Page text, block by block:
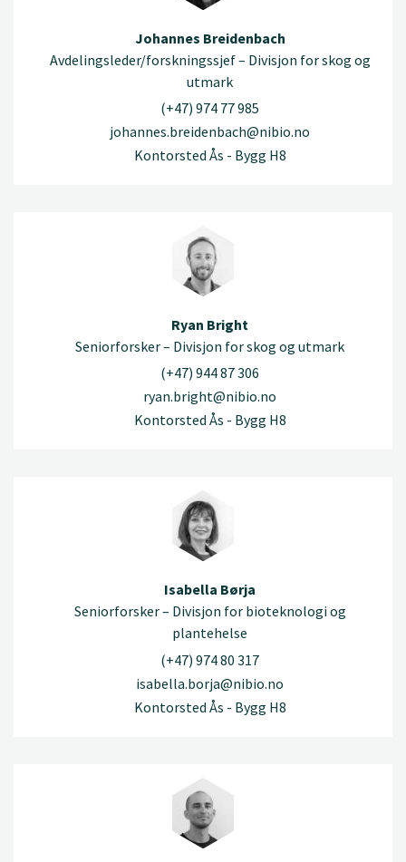
Johannes Breidenbach
Avdelingsleder/forskningssjef – Divisjon for skog og
utmark
(+47) 974 77 985
johannes.breidenbach@nibio.no
Kontorsted Ås - Bygg H8
Ryan Bright
Seniorforsker – Divisjon for skog og utmark
(+47) 944 87 306
ryan.bright@nibio.no
Kontorsted Ås - Bygg H8
Isabella Børja
Seniorforsker – Divisjon for bioteknologi og
plantehelse
(+47) 974 80 317
isabella.borja@nibio.no
Kontorsted Ås - Bygg H8